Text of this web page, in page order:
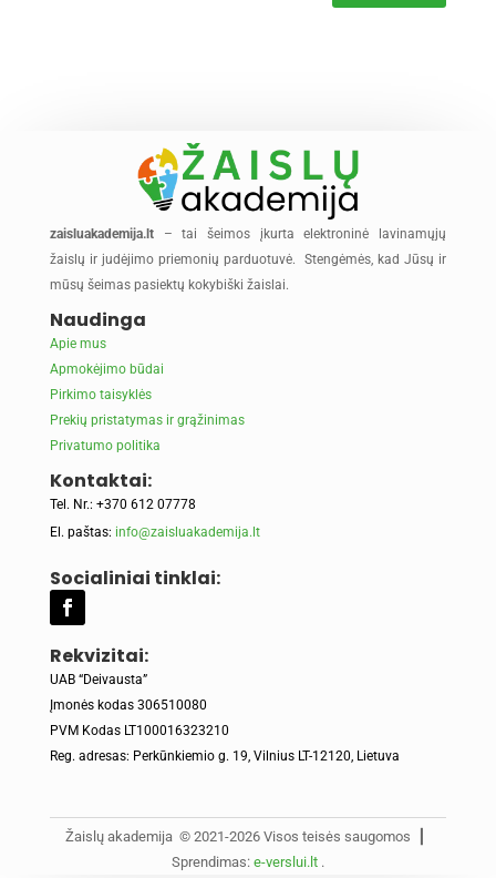
zaisluakademija.lt
– tai šeimos įkurta elektroninė lavinamųjų
žaislų ir judėjimo priemonių parduotuvė. Stengėmės, kad Jūsų ir
mūsų šeimas pasiektų kokybiški žaislai.
Naudinga
Apie mus
Apmokėjimo būdai
Pirkimo taisyklės
Prekių pristatymas ir grąžinimas
Privatumo politika
Kontaktai:
Tel. Nr.: +370 612 07778
El. paštas: info@zaisluakademija.lt
Socialiniai tinklai:
Rekvizitai:
UAB “Deivausta”
Įmonės kodas 306510080
PVM Kodas LT100016323210
Reg. adresas: Perkūnkiemio g. 19, Vilnius LT-12120, Lietuva
Žaislų akademija © 2021-2026 Visos teisės saugomos ┃
Sprendimas: e-verslui.lt.